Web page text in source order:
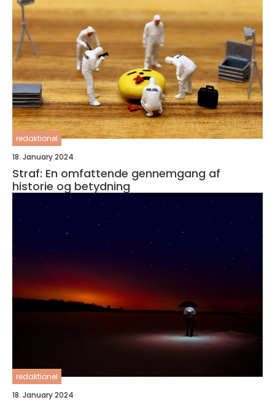
redaktionel
18. January 2024
Straf: En omfattende gennemgang af
historie og betydning
redaktionel
18. January 2024